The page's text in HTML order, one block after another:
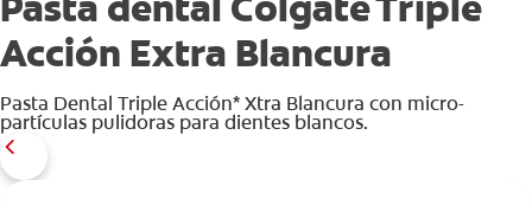
DONDE COMPRAR
Acción Extra Blancura
Pasta Dental Triple Acción* Xtra Blancura con micro-
partículas pulidoras para dientes blancos.